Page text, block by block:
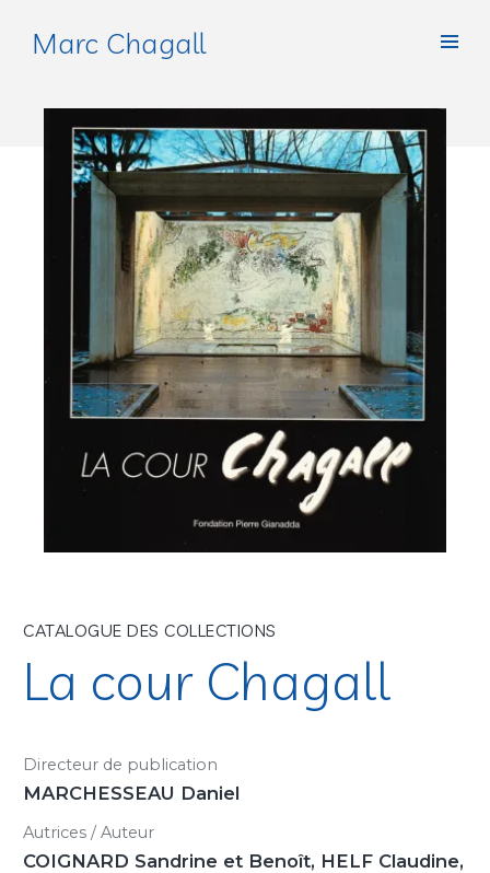
Marc Chagall
CATALOGUE DES COLLECTIONS
La cour Chagall
Directeur de publication
MARCHESSEAU Daniel
Autrices / Auteur
COIGNARD Sandrine et Benoît, HELF Claudine,